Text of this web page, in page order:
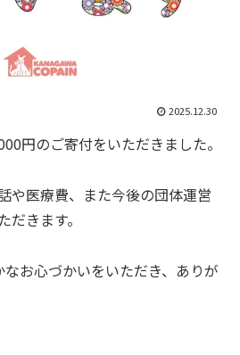
2025.12.30
円のご寄付をいただきました。
や医療費、また今後の団体運営
きます。
なお心づかいをいただき、ありが